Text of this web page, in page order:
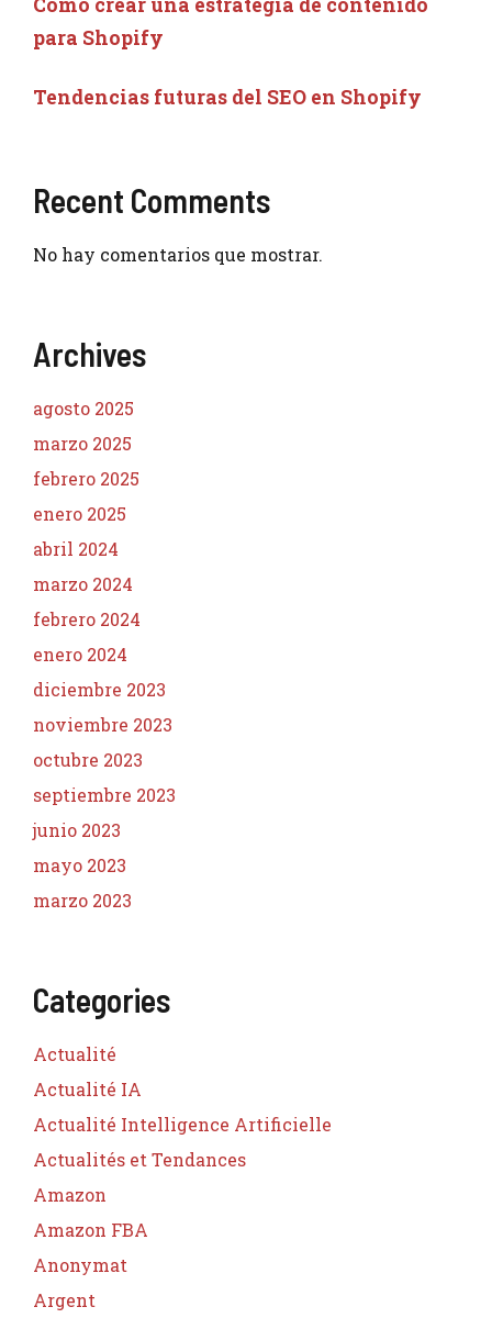
para Shopify
Tendencias futuras del SEO en Shopify
Recent Comments
No hay comentarios que mostrar.
Archives
agosto 2025
marzo 2025
febrero 2025
enero 2025
abril 2024
marzo 2024
febrero 2024
enero 2024
diciembre 2023
noviembre 2023
octubre 2023
septiembre 2023
junio 2023
mayo 2023
marzo 2023
Categories
Actualité
Actualité IA
Actualité Intelligence Artificielle
Actualités et Tendances
Amazon
Amazon FBA
Anonymat
Argent